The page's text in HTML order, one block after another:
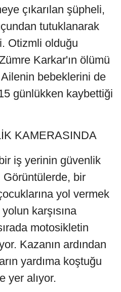
çıkarılan şüpheli,
tutuklanarak
Otizmli olduğu
Karkar'ın ölümü
bebeklerini de
günlükken kaybettiği
KAMERASINDA
iş yerinin güvenlik
Görüntülerde, bir
yol vermek
karşısına
motosikletin
Kazanın ardından
yardıma koştuğu
yer alıyor.